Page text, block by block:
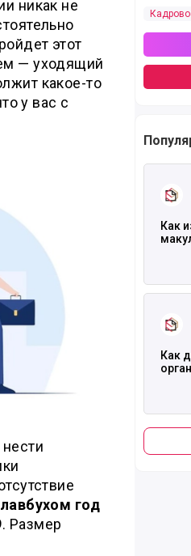
никак не
этот
— уходящий
какое-то
у вас с
год
. Размер
Как
Как